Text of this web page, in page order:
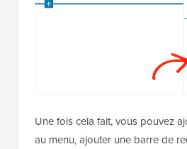
Une fois cela fait, vous pouvez
au menu, ajouter une barre de